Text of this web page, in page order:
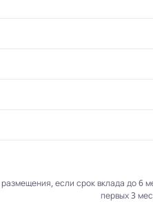
если срок вклада до 6
первых 3